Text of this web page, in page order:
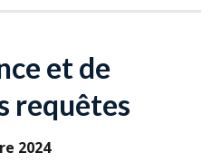
et de
requêtes
2024